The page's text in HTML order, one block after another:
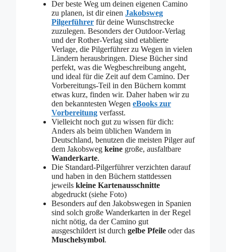
Der beste Weg um deinen eigenen Camino
zu planen, ist dir einen Jakobsweg
Pilgerführer für deine Wunschstrecke
zuzulegen. Besonders der Outdoor-Verlag
und der Rother-Verlag sind etablierte
Verlage, die Pilgerführer zu Wegen in vielen
Ländern herausbringen. Diese Bücher sind
perfekt, was die Wegbeschreibung angeht,
und ideal für die Zeit auf dem Camino. Der
Vorbereitungs-Teil in den Büchern kommt
etwas kurz, finden wir. Daher haben wir zu
den bekanntesten Wegen eBooks zur
Vorbereitung verfasst.
Vielleicht noch gut zu wissen für dich:
Anders als beim üblichen Wandern in
Deutschland, benutzen die meisten Pilger auf
dem Jakobsweg keine große, ausfaltbare
Wanderkarte.
Die Standard-Pilgerführer verzichten darauf
und haben in den Büchern stattdessen
jeweils kleine Kartenausschnitte
abgedruckt (siehe Foto)
Besonders auf den Jakobswegen in Spanien
sind solch große Wanderkarten in der Regel
nicht nötig, da der Camino gut
ausgeschildert ist durch gelbe Pfeile oder das
Muschelsymbol.